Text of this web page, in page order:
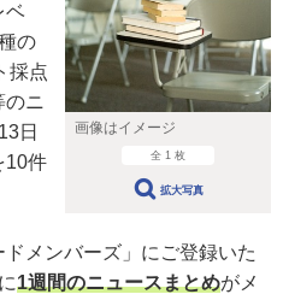
画像はイメージ
全 1 枚
拡大写真
ベ
の
採点
のニ
日
10件
メンバーズ」にご登録いた
1週間のニュースまとめがメ